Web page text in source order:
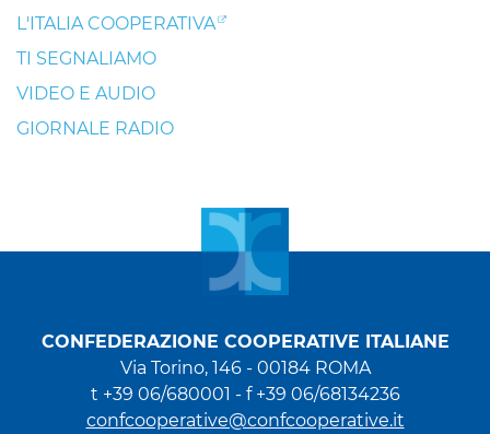
L'ITALIA COOPERATIVA
TI SEGNALIAMO
VIDEO E AUDIO
GIORNALE RADIO
CONFEDERAZIONE COOPERATIVE ITALIANE
Via Torino, 146 - 00184 ROMA
t +39 06/680001 - f +39 06/68134236
confcooperative@confcooperative.it